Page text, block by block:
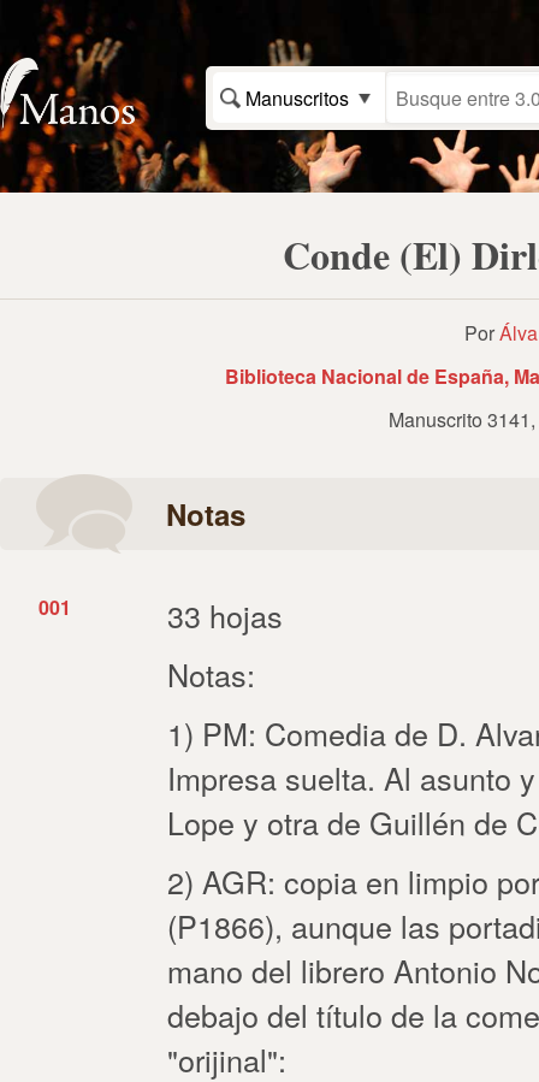
Manuscritos
Conde (El)
Por
Biblioteca Nacional de España,
Manuscrito 3141,
Notas
001
33 hojas
Notas:
1) PM: Comedia de D.
Impresa suelta. Al asunto
Lope y otra de Guillén de
2) AGR: copia en limpio
(P1866), aunque las
mano del librero Antonio
debajo del título de la
"orijinal":